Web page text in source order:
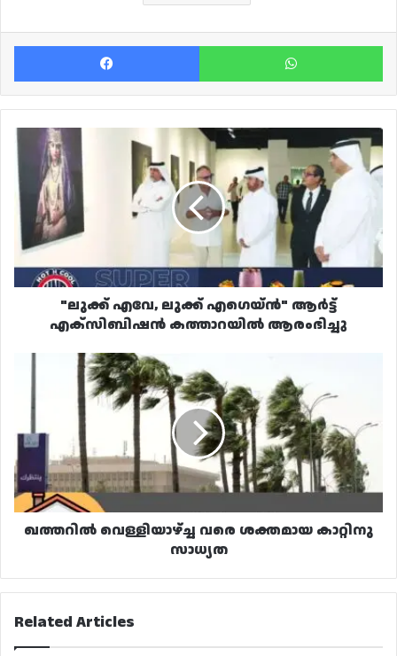
Facebook
"ലുക്ക്
എവേ,
ലുക്ക്
എഗെയ്ൻ"
ആർട്ട്
എക്‌സിബിഷൻ
കത്താറയിൽ
ആരംഭിച്ചു
"ലുക്ക് എവേ, ലുക്ക് എഗെയ്ൻ" ആർട്ട്
എക്‌സിബിഷൻ കത്താറയിൽ ആരംഭിച്ചു
വെള്ളിയാഴ്ച്ച
കാറ്റിനു
സാധ്യത
ഖത്തറിൽ വെള്ളിയാഴ്ച്ച വരെ ശക്തമായ കാറ്റിനു
സാധ്യത
Related Articles